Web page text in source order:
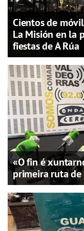
Cientos de
La Misión en la
fiestas de A Rúa
«O fin é
primeira ruta de